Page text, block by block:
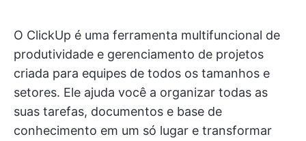
O ClickUp é uma ferramenta multifuncional de
produtividade e gerenciamento de projetos
criada para equipes de todos os tamanhos e
setores. Ele ajuda você a organizar todas as
suas tarefas, documentos e base de
conhecimento em um só lugar e transformar